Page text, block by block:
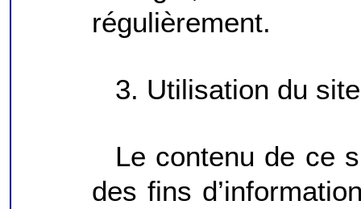
régulièrement.
3. Utilisation du site
Le contenu de ce
des fins